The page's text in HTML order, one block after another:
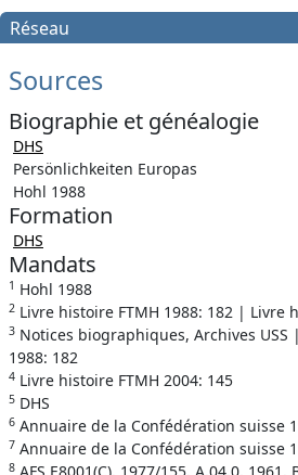
Réseau
Sources
Biographie et généalogie
DHS
Persönlichkeiten Europas
Hohl 1988
Formation
DHS
Mandats
1 Hohl 1988
2 Livre histoire FTMH 1988: 182 | Livre
3 Notices biographiques, Archives USS
1988: 182
4 Livre histoire FTMH 2004: 145
5 DHS
6 Annuaire de la Confédération suisse
7 Annuaire de la Confédération suisse
8